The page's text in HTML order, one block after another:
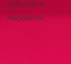
LDP AND AI
Negotiation